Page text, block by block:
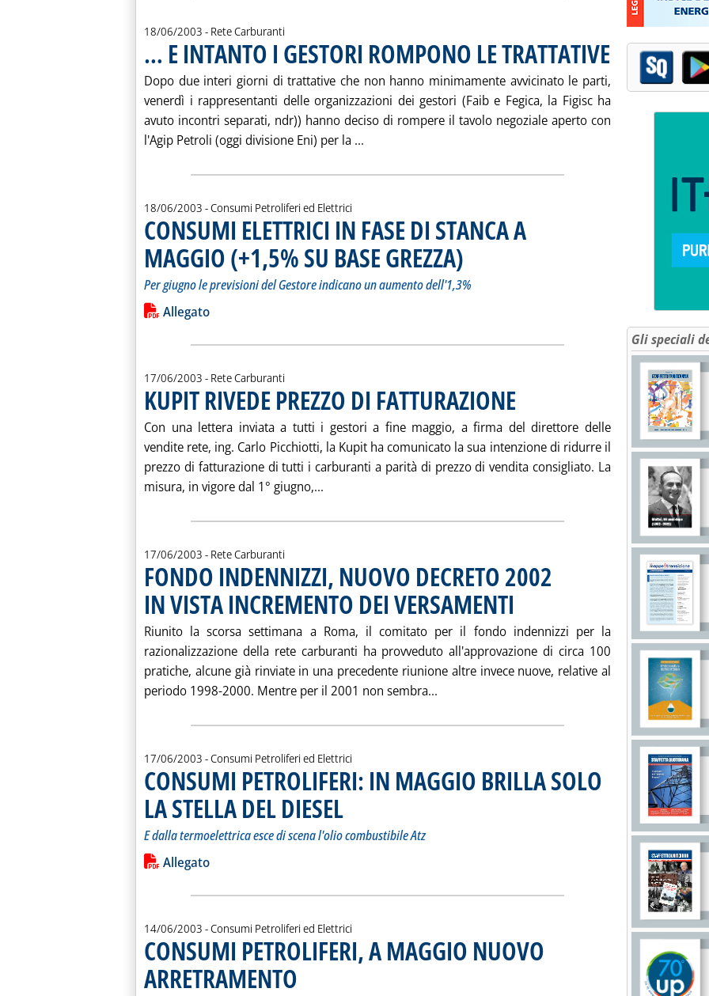
18/06/2003 - Rete Carburanti
… E INTANTO I GESTORI ROMPONO LE TRATTATIVE . Pubblicata mercoledì
Dopo due interi giorni di trattative che non hanno minimamente avvicinato le parti,
venerdì i rappresentanti delle organizzazioni dei gestori (Faib e Fegica, la Figisc ha
avuto incontri separati, ndr)) hanno deciso di rompere il tavolo negoziale aperto con
l'Agip Petroli (oggi divisione Eni) per la ...
18/06/2003 - Consumi Petroliferi ed Elettrici
CONSUMI ELETTRICI IN FASE DI STANCA A
MAGGIO (+1,5% SU BASE GREZZA) . Sottotitolo: Per giugno le previsioni del Gestore indicano un
Per giugno le previsioni del Gestore indicano un aumento dell'1,3%
Leggi tutta la notizia: 'CONSUMI ELETTRICI IN FASE DI STANCA A MAGGIO (+1,5% SU BASE GREZZA)'
Lista allegati PDF alla notizia
Allegato
17/06/2003 - Rete Carburanti
KUPIT RIVEDE PREZZO DI FATTURAZIONE . Pubblicata martedì 17 giugno 2003 alle 15.15.
Con una lettera inviata a tutti i gestori a fine maggio, a firma del direttore delle
vendite rete, ing. Carlo Picchiotti, la Kupit ha comunicato la sua intenzione di ridurre il
prezzo di fatturazione di tutti i carburanti a parità di prezzo di vendita consigliato. La
misura, in vigore dal 1° giugno,... Leggi tutta la notizia: 'KUPIT RIVEDE PREZZO DI FATTURAZIONE'
17/06/2003 - Rete Carburanti
FONDO INDENNIZZI, NUOVO DECRETO 2002
IN VISTA INCREMENTO DEI VERSAMENTI . Pubblicata martedì 17 giugno 2003 alle 15.14.
Riunito la scorsa settimana a Roma, il comitato per il fondo indennizzi per la
razionalizzazione della rete carburanti ha provveduto all'approvazione di circa 100
pratiche, alcune già rinviate in una precedente riunione altre invece nuove, relative al
periodo 1998-2000. Mentre per il 2001 non sembra... Leggi tutta la notizia: 'FONDO INDENNIZZI,
17/06/2003 - Consumi Petroliferi ed Elettrici
CONSUMI PETROLIFERI: IN MAGGIO BRILLA SOLO
LA STELLA DEL DIESEL
E dalla termoelettrica esce di scena l'olio combustibile Atz
Leggi tutta la notizia: 'CONSUMI PETROLIFERI: IN MAGGIO BRILLA SOLO LA STELLA DEL DIESEL'
Lista allegati PDF alla notizia
Allegato
14/06/2003 - Consumi Petroliferi ed Elettrici
CONSUMI PETROLIFERI, A MAGGIO NUOVO
ARRETRAMENTO
Gli speciali